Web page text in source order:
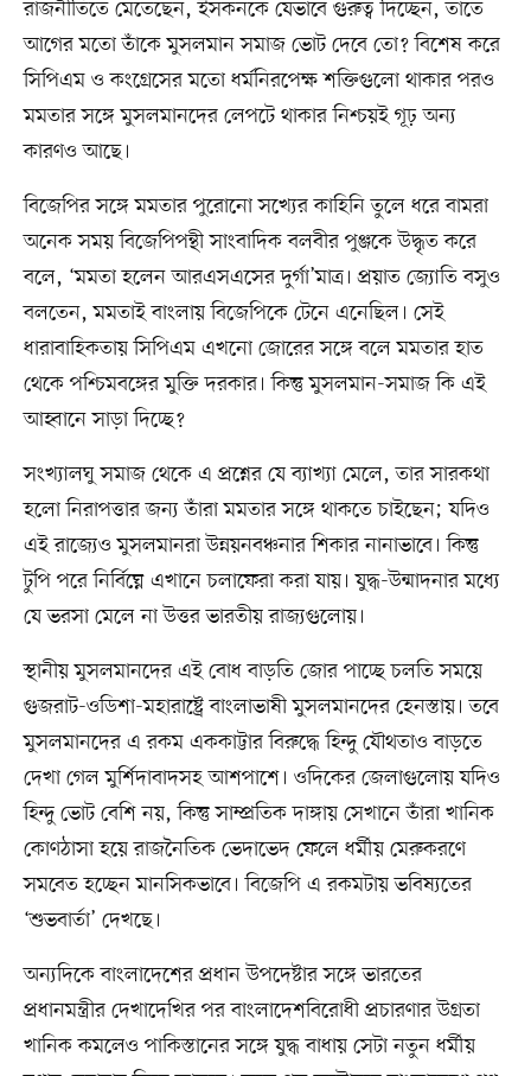
রাজনীতিতে মেতেছেন, ইসকনকে যেভাবে গুরুত্ব দিচ্ছেন, তাতে
আগের মতো তাঁকে মুসলমান সমাজ ভোট দেবে তো? বিশেষ করে
সিপিএম ও কংগ্রেসের মতো ধর্মনিরপেক্ষ শক্তিগুলো থাকার পরও
মমতার সঙ্গে মুসলমানদের লেপটে থাকার নিশ্চয়ই গূঢ় অন্য
কারণও আছে।
বিজেপির সঙ্গে মমতার পুরোনো সখ্যের কাহিনি তুলে ধরে বামরা
অনেক সময় বিজেপিপন্থী সাংবাদিক বলবীর পুঞ্জকে উদ্ধৃত করে
বলে, ‘মমতা হলেন আরএসএসের দুর্গা’মাত্র। প্রয়াত জ্যোতি বসুও
বলতেন, মমতাই বাংলায় বিজেপিকে টেনে এনেছিল। সেই
ধারাবাহিকতায় সিপিএম এখনো জোরের সঙ্গে বলে মমতার হাত
থেকে পশ্চিমবঙ্গের মুক্তি দরকার। কিন্তু মুসলমান-সমাজ কি এই
আহ্বানে সাড়া দিচ্ছে?
সংখ্যালঘু সমাজ থেকে এ প্রশ্নের যে ব্যাখ্যা মেলে, তার সারকথা
হলো নিরাপত্তার জন্য তাঁরা মমতার সঙ্গে থাকতে চাইছেন; যদিও
এই রাজ্যেও মুসলমানরা উন্নয়নবঞ্চনার শিকার নানাভাবে। কিন্তু
টুপি পরে নির্বিঘ্নে এখানে চলাফেরা করা যায়। যুদ্ধ-উন্মাদনার মধ্যে
যে ভরসা মেলে না উত্তর ভারতীয় রাজ্যগুলোয়।
স্থানীয় মুসলমানদের এই বোধ বাড়তি জোর পাচ্ছে চলতি সময়ে
গুজরাট-ওডিশা-মহারাষ্ট্রে বাংলাভাষী মুসলমানদের হেনস্তায়। তবে
মুসলমানদের এ রকম এককাট্টার বিরুদ্ধে হিন্দু যৌথতাও বাড়তে
দেখা গেল মুর্শিদাবাদসহ আশপাশে। ওদিকের জেলাগুলোয় যদিও
হিন্দু ভোট বেশি নয়, কিন্তু সাম্প্রতিক দাঙ্গায় সেখানে তাঁরা খানিক
কোণঠাসা হয়ে রাজনৈতিক ভেদাভেদ ফেলে ধর্মীয় মেরুকরণে
সমবেত হচ্ছেন মানসিকভাবে। বিজেপি এ রকমটায় ভবিষ্যতের
‘শুভবার্তা’ দেখছে।
অন্যদিকে বাংলাদেশের প্রধান উপদেষ্টার সঙ্গে ভারতের
প্রধানমন্ত্রীর দেখাদেখির পর বাংলাদেশবিরোধী প্রচারণার উগ্রতা
খানিক কমলেও পাকিস্তানের সঙ্গে যুদ্ধ বাধায় সেটা নতুন ধর্মীয়